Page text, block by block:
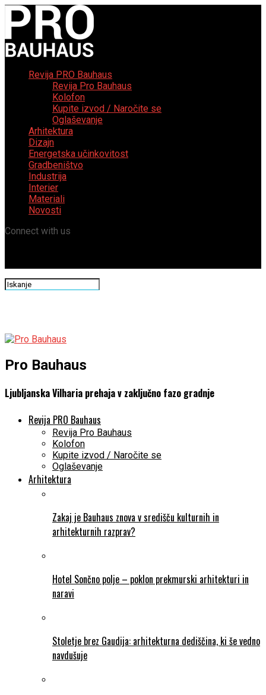
Revija PRO Bauhaus
Revija Pro Bauhaus
Kolofon
Kupite izvod / Naročite se
Oglaševanje
Arhitektura
Dizajn
Energetska učinkovitost
Gradbeništvo
Industrija
Interier
Materiali
Novosti
Connect with us
Pro Bauhaus
Ljubljanska Vilharia prehaja v zaključno fazo gradnje
Revija PRO Bauhaus
Revija Pro Bauhaus
Kolofon
Kupite izvod / Naročite se
Oglaševanje
Arhitektura
Zakaj je Bauhaus znova v središču kulturnih in
arhitekturnih razprav?
Hotel Sončno polje – poklon prekmurski arhitekturi in
naravi
Stoletje brez Gaudija: arhitekturna dediščina, ki še vedno
navdušuje